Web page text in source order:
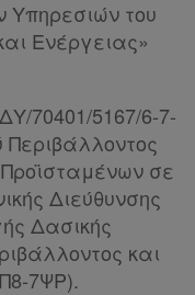
Υπηρεσιών του
Ενέργειας»
70401/5167/6-7-
σε
Διεύθυνσης
Δασικής
και
7ΨΡ).